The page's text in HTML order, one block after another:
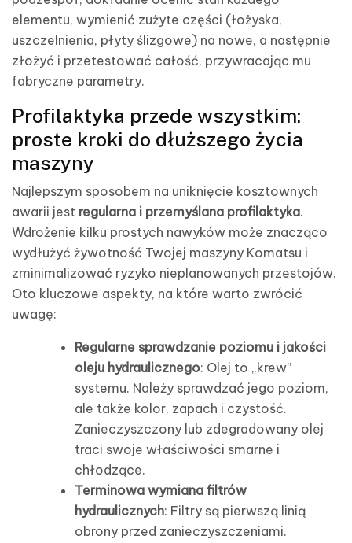
elementu, wymienić zużyte części (łożyska,
uszczelnienia, płyty ślizgowe) na nowe, a następnie
złożyć i przetestować całość, przywracając mu
fabryczne parametry.
Profilaktyka przede wszystkim:
proste kroki do dłuższego życia
maszyny
Najlepszym sposobem na uniknięcie kosztownych
awarii jest regularna i przemyślana profilaktyka.
Wdrożenie kilku prostych nawyków może znacząco
wydłużyć żywotność Twojej maszyny Komatsu i
zminimalizować ryzyko nieplanowanych przestojów.
Oto kluczowe aspekty, na które warto zwrócić
uwagę:
Regularne sprawdzanie poziomu i jakości
oleju hydraulicznego: Olej to „krew”
systemu. Należy sprawdzać jego poziom,
ale także kolor, zapach i czystość.
Zanieczyszczony lub zdegradowany olej
traci swoje właściwości smarne i
chłodzące.
Terminowa wymiana filtrów
hydraulicznych: Filtry są pierwszą linią
obrony przed zanieczyszczeniami.